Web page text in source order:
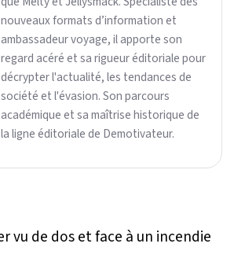
nouveaux formats d’information et
ambassadeur voyage, il apporte son
regard acéré et sa rigueur éditoriale pour
décrypter l'actualité, les tendances de
société et l'évasion. Son parcours
académique et sa maîtrise historique de
la ligne éditoriale de Demotivateur.